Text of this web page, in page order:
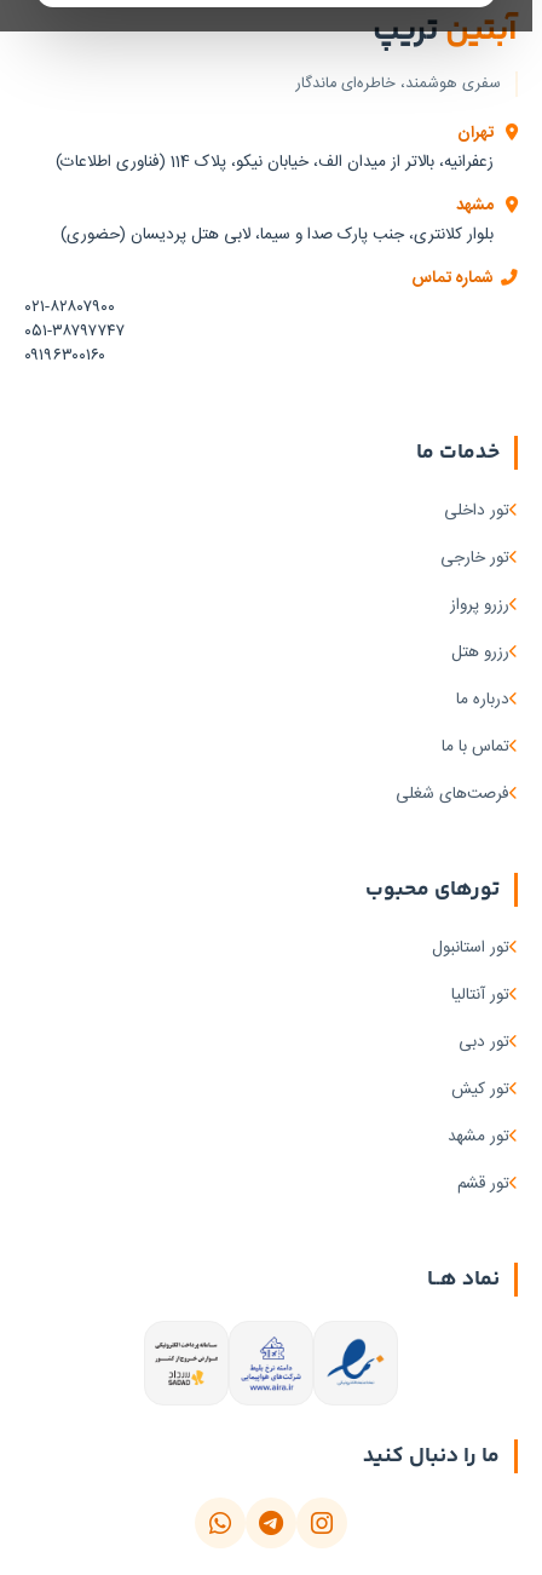
آبتینتریپ
سفری هوشمند، خاطره‌ای ماندگار
تهران
زعفرانیه، بالاتر از میدان الف، خیابان نیکو، پلاک 114 (فناوری اطلاعات)
مشهد
بلوار کلانتری، جنب پارک صدا و سیما، لابی هتل پردیسان (حضوری)
شماره تماس
۰۲۱-۸۲۸۰۷۹۰۰
۰۵۱-۳۸۷۹۷۷۴۷
۰۹۱۹۶۳۰۰۱۶۰
خدمات ما
تور داخلی
تور خارجی
رزرو پرواز
رزرو هتل
درباره ما
تماس با ما
فرصت‌های شغلی
تورهای محبوب
تور استانبول
تور آنتالیا
تور دبی
تور کیش
تور مشهد
تور قشم
نماد هــا
ما را دنبال کنید